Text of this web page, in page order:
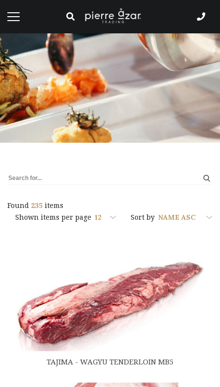
Found 235 items
Shown items per page
Sort by
TAJIMA - WAGYU TENDERLOIN MB5